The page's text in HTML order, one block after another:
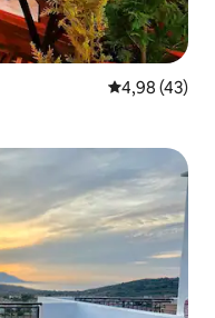
4,98 av 5 i
4,98 (43)